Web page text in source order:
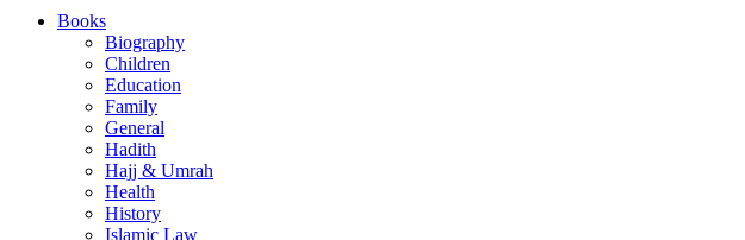
Books
Biography
Children
Education
Family
General
Hadith
Hajj & Umrah
Health
History
Islamic Law